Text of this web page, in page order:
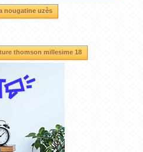
nougatine uzès
thomson millesime 18